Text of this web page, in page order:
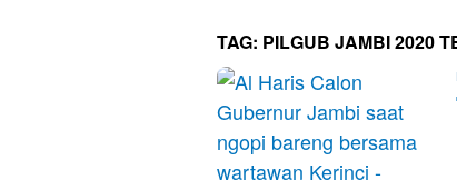
TAG: PILGUB JAMBI 2020